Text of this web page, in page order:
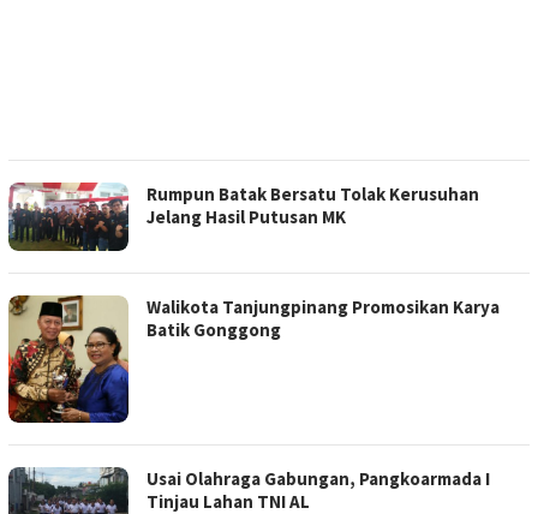
Rumpun Batak Bersatu Tolak Kerusuhan
Jelang Hasil Putusan MK
Walikota Tanjungpinang Promosikan Karya
Batik Gonggong
Usai Olahraga Gabungan, Pangkoarmada I
Tinjau Lahan TNI AL